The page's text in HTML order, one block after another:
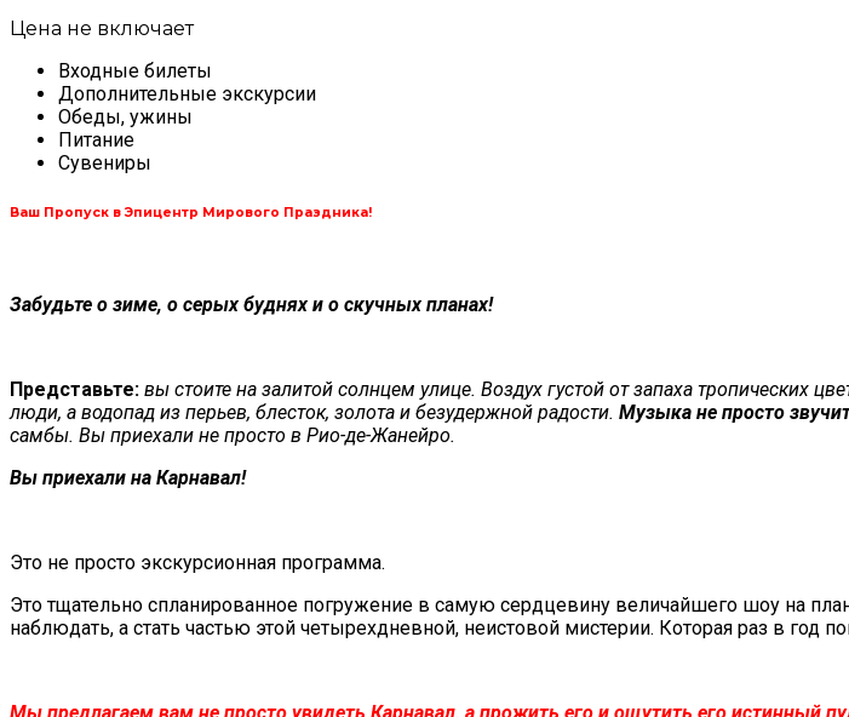
Цена не включает
Входные билеты
Дополнительные экскурсии
Обеды, ужины
Питание
Сувениры
Ваш Пропуск в Эпицентр Мирового Праздника!
Забудьте о зиме, о серых буднях и о скучных планах!
Представьте: вы стоите на залитой солнцем улице. Воздух густой от запаха тропических
люди, а водопад из перьев, блесток, золота и безудержной радости. Музыка не просто
самбы. Вы приехали не просто в Рио-де-Жанейро.
Вы приехали на Карнавал!
Это не просто экскурсионная программа.
Это тщательно спланированное погружение в самую сердцевину величайшего шоу на
наблюдать, а стать частью этой четырехдневной, неистовой мистерии. Которая раз в